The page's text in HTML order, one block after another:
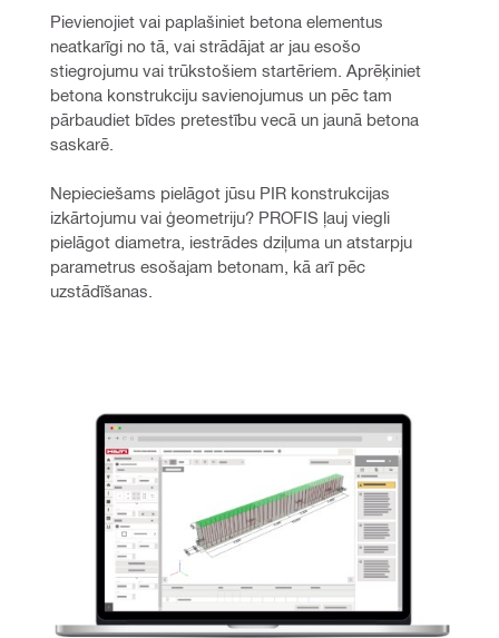
Pievienojiet vai paplašiniet betona elementus
neatkarīgi no tā, vai strādājat ar jau esošo
stiegrojumu vai trūkstošiem startēriem. Aprēķiniet
betona konstrukciju savienojumus un pēc tam
pārbaudiet bīdes pretestību vecā un jaunā betona
saskarē.
Nepieciešams pielāgot jūsu PIR konstrukcijas
izkārtojumu vai ģeometriju? PROFIS ļauj viegli
pielāgot diametra, iestrādes dziļuma un atstarpju
parametrus esošajam betonam, kā arī pēc
uzstādīšanas.